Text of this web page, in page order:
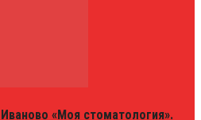
«Моя стоматология».